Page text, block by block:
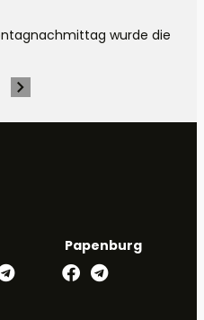
wurde die
Papenburg